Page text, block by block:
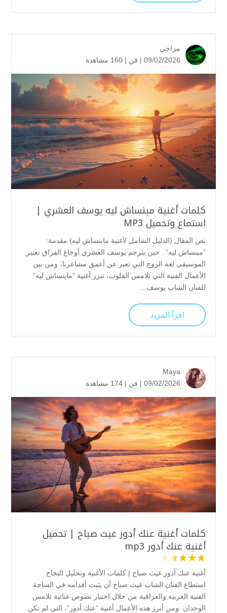
مزاجي
09/02/2026 |
فن | 160 مشاهدة
كلمات أغنية مبنساش ليه يوسف العشري |
استماع وتحميل MP3
نص المقال (الدليل الشامل لأغنية مابنساش ليه) مقدمة:
“مبنساش ليه”.. حين يترجم يوسف العشري أوجاع الفراق تعتبر
الموسيقى لغة الروح التي تعبر عن أعمق مشاعرنا، ومن بين
الأعمال الفنية التي تلامس القلوب، تبرز أغنية “مابنساش ليه”
للفنان الشاب يوسف...
اقرأ المزيد
Maya
09/02/2026 |
فن | 174 مشاهدة
كلمات أغنية عنك أدور غيث صباح | تحميل
أغنية عنك أدور mp3
أغنية عنك أدور غيث صباح | كلمات الأغنية وتحليل النجاح
استطاع الفنان الشاب غيث صباح أن يثبت أقدامه في الساحة
الفنية العربية والعراقية من خلال اختيار نصوص غنائية تلامس
الوجدان. ومن أبرز هذه الأعمال أغنية “عنك أدور”، التي لم تكن